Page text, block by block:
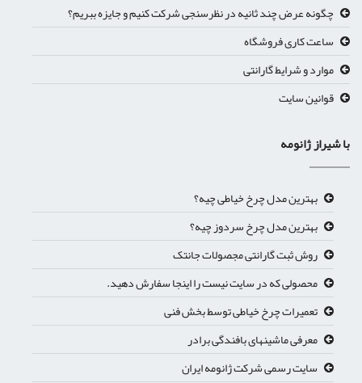
چگونه عرض چند ثانیه در نظرسنجی شرکت کنیم و جایزه ببریم؟
ساعت کاری فروشگاه
موارد و شرایط گارانتی
قوانین سایت
با شیراز ژانومه
بهترین مدل چرخ خیاطی چیه؟
بهترین مدل چرخ سردوز چیه؟
روش ثبت گارانتی مجصولات جانتک
محصولی که در سایت نیست را اینجا سفارش دهید.
تعمیرات چرخ خیاطی توسط بخش فنی
معرفی ماشینهای بافندگی برادر
سایت رسمی شرکت ژانومه ایران